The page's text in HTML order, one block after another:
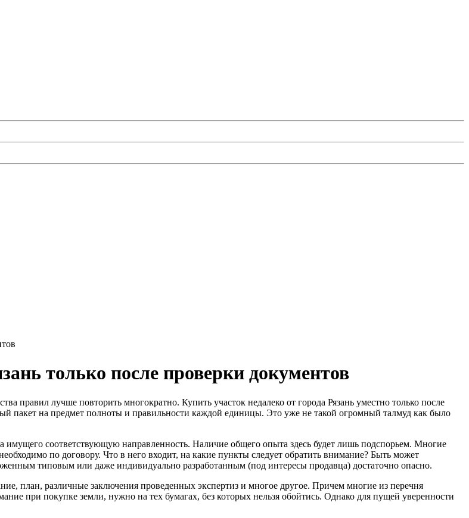
только после проверки документов
правил лучше повторить многократно. Купить участок недалеко от города Рязань уместно только после
пакет на предмет полноты и правильности каждой единицы. Это уже не такой огромный талмуд как было
имущего соответствующую направленность. Наличие общего опыта здесь будет лишь подспорьем. Многие
по договору. Что в него входит, на какие пункты следует обратить внимание? Быть может
типовым или даже индивидуально разработанным (под интересы продавца) достаточно опасно.
план, различные заключения проведенных экспертиз и многое другое. Причем многие из перечня
при покупке земли, нужно на тех бумагах, без которых нельзя обойтись. Однако для пущей уверенности